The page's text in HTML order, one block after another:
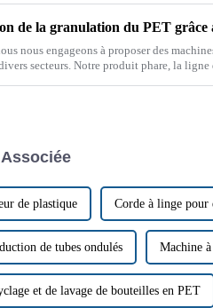
nous engageons à proposer des
secteurs. Notre produit phare, la
de plastique Corde à linge pour
de tubes ondulés Machine
et de lavage de bouteilles en PET